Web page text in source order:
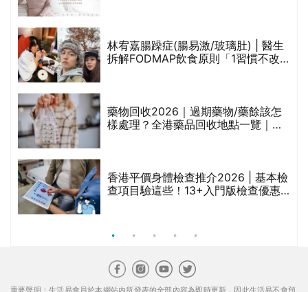
林宥嘉腸躁症(腸易激/玻璃肚) | 醫生
拆解FODMAP飲食原則「1習慣不改
藥物回收2026｜過期藥物/藥餘該怎
樣處理？全港藥品回收地點一覽｜屈
香港平價身體檢查推介2026 | 基本檢
查項目驗這些！13+入門版檢查優惠
重要聲明：生活易會員於本網站內所發表的全部內容為即時更新，因此生活易不會預